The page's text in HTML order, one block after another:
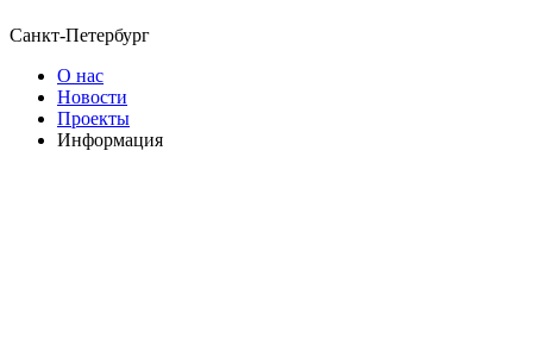
Санкт-Петербург
О нас
Новости
Проекты
Информация